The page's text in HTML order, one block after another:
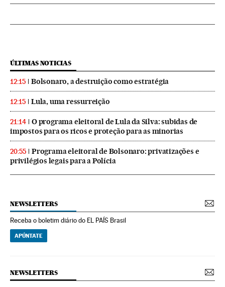
ÚLTIMAS NOTICIAS
12:15 Bolsonaro, a destruição como estratégia
12:15 Lula, uma ressurreição
21:14
O programa eleitoral de Lula da Silva: subidas de
impostos para os ricos e proteção para as minorias
20:55
Programa eleitoral de Bolsonaro: privatizações e
privilégios legais para a Polícia
NEWSLETTERS
Receba o boletim diário do EL PAÍS Brasil
APÚNTATE
NEWSLETTERS